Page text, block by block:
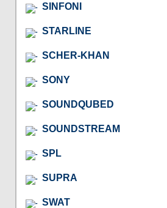
SINFONI
STARLINE
SCHER-KHAN
SONY
SOUNDQUBED
SOUNDSTREAM
SPL
SUPRA
SWAT